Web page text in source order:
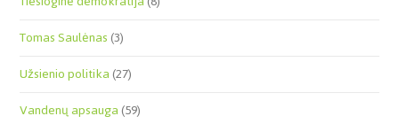
Tomas Saulėnas(3)
Užsienio politika(27)
Vandenų apsauga(59)